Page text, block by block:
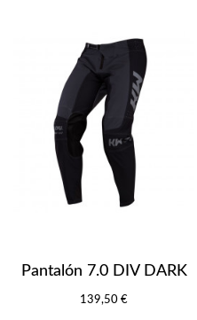
Pantalón 7.0 DIV DARK
139,50 €